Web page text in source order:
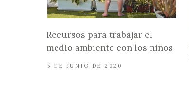
Recursos para trabajar el
medio ambiente con los niños
5 DE JUNIO DE 2020